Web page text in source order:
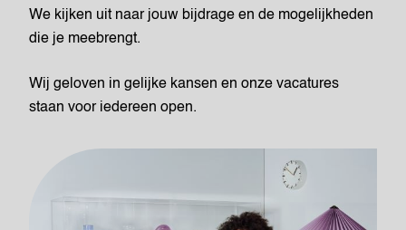
We kijken uit naar jouw bijdrage en de mogelijkheden
die je meebrengt.
Wij geloven in gelijke kansen en onze vacatures
staan voor iedereen open.